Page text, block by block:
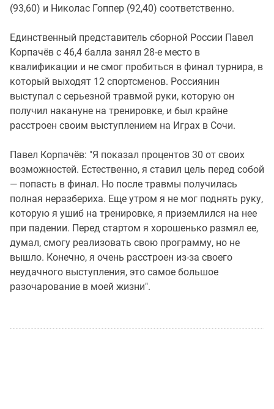
(93,60) и Николас Гоппер (92,40) соответственно.
Единственный представитель сборной России Павел
Корпачёв с 46,4 балла занял 28-е место в
квалификации и не смог пробиться в финал турнира, в
который выходят 12 спортсменов. Россиянин
выступал с серьезной травмой руки, которую он
получил накануне на тренировке, и был крайне
расстроен своим выступлением на Играх в Сочи.
Павел Корпачёв: "Я показал процентов 30 от своих
возможностей. Естественно, я ставил цель перед собой
— попасть в финал. Но после травмы получилась
полная неразбериха. Еще утром я не мог поднять руку,
которую я ушиб на тренировке, я приземлился на нее
при падении. Перед стартом я хорошенько размял ее,
думал, смогу реализовать свою программу, но не
вышло. Конечно, я очень расстроен из-за своего
неудачного выступления, это самое большое
разочарование в моей жизни".